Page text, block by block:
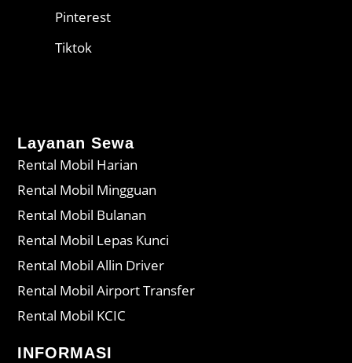
Pinterest
Tiktok
Layanan Sewa
Rental Mobil Harian
Rental Mobil Mingguan
Rental Mobil Bulanan
Rental Mobil Lepas Kunci
Rental Mobil Allin Driver
Rental Mobil Airport Transfer
Rental Mobil KCIC
INFORMASI